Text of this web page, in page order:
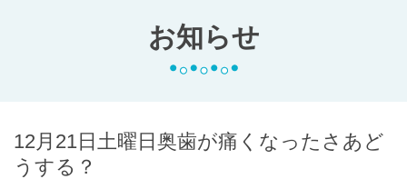
お知らせ
12月21日土曜日奥歯が痛くなったさあど
うする？